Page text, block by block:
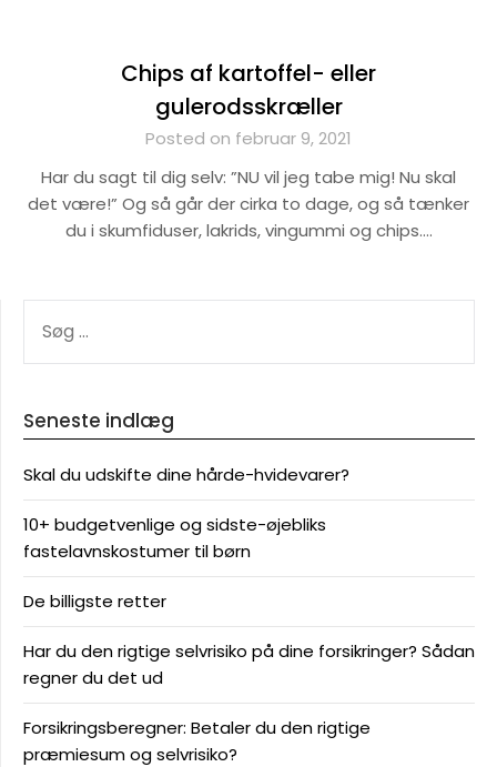
Chips af kartoffel- eller
gulerodsskræller
Posted on februar 9, 2021
Har du sagt til dig selv: ”NU vil jeg tabe mig! Nu skal
det være!” Og så går der cirka to dage, og så tænker
du i skumfiduser, lakrids, vingummi og chips….
EFTER:
Seneste indlæg
Skal du udskifte dine hårde-hvidevarer?
10+ budgetvenlige og sidste-øjebliks
fastelavnskostumer til børn
De billigste retter
Har du den rigtige selvrisiko på dine forsikringer? Sådan
regner du det ud
Forsikringsberegner: Betaler du den rigtige
præmiesum og selvrisiko?